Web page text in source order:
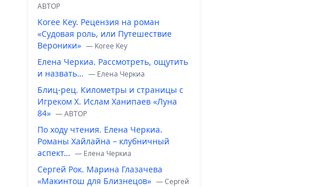
ABTOP
Koree Key. Рецензия на роман
«Судовая роль, или Путешествие
Вероники» — Koree Key
Елена Черкиа. Рассмотреть, ощутить
и назвать… — Елена Черкиа
Блиц-рец. Километры и страницы с
Игреком Х. Ислам Ханипаев «Луна
84» — ABTOP
По ходу чтения. Елена Черкиа.
Романы Хайлайна – клубничный
аспект… — Елена Черкиа
Сергей Рок. Марина Глазачева
«Макинтош для Близнецов» — Сергей